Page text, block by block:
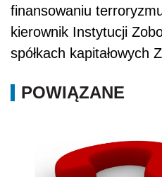
finansowaniu
kierownik Instytucji
spółkach kapitałowych
POWIĄZANE